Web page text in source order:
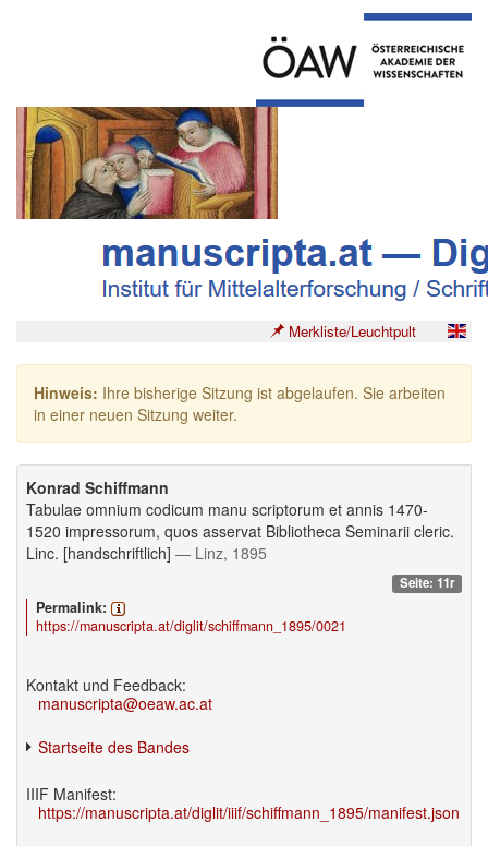
Merkliste/Leuchtpult
Hinweis: Ihre bisherige Sitzung ist abgelaufen. Sie arbeiten
in einer neuen Sitzung weiter.
Konrad Schiffmann
Tabulae omnium codicum manu scriptorum et annis 1470-
1520 impressorum, quos asservat Bibliotheca Seminarii cleric.
Linc. [handschriftlich] — Linz, 1895
Seite: 11r
Permalink:
https://manuscripta.at/diglit/schiffmann_1895/0021
Kontakt und Feedback:
manuscripta@oeaw.ac.at
Startseite des Bandes
IIIF Manifest:
https://manuscripta.at/diglit/iiif/schiffmann_1895/manifest.json